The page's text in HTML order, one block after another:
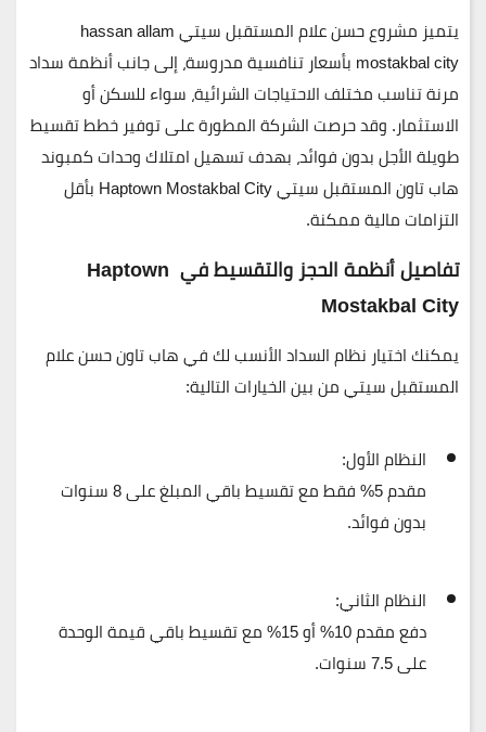
يتميز
مشروع حسن علام المستقبل سيتي hassan allam
mostakbal city بأسعار تنافسية مدروسة، إلى جانبأنظمة سداد
مرنةتناسب مختلف الاحتياجات الشرائية، سواء للسكن أو
الاستثمار. وقد حرصت الشركة المطورة على توفير خطط تقسيط
طويلة الأجل بدون فوائد، بهدف تسهيل امتلاك وحداتكمبوند
هاب تاون المستقبل سيتي Haptown Mostakbal City
بأقل
التزامات مالية ممكنة.
تفاصيل أنظمة الحجز والتقسيط في Haptown
Mostakbal City
يمكنك اختيار نظام السداد الأنسب لك في هاب تاون حسن علام
المستقبل سيتي من بين الخيارات التالية:
النظام الأول:
مقدم5% فقط مع تقسيط باقي المبلغ على8 سنوات
بدون فوائد.
النظام الثاني:
دفع مقدم10% أو 15%
مع تقسيط باقي قيمة الوحدة
على7.5 سنوات .